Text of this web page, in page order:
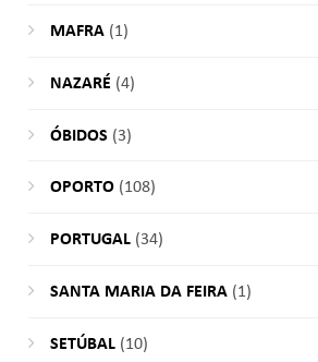
MAFRA(1)
NAZARÉ (4)
ÓBIDOS (3)
OPORTO(108)
PORTUGAL(34)
SANTA MARIA DA FEIRA(1)
SETÚBAL(10)